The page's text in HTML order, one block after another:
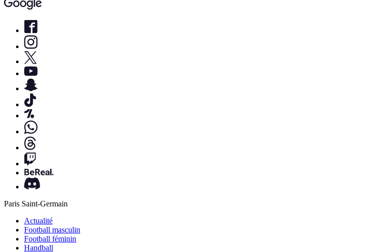
Paris Saint-Germain
Actualité
Football masculin
Football féminin
Handball